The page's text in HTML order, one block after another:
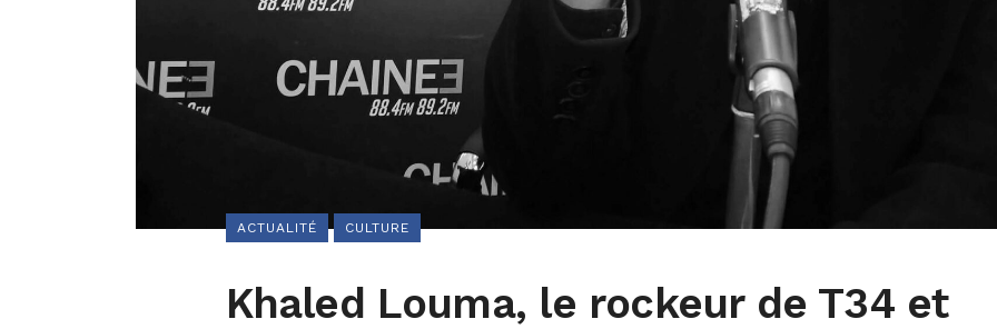
ACTUALITÉ CULTURE
Khaled Louma, le rockeur de T34 et